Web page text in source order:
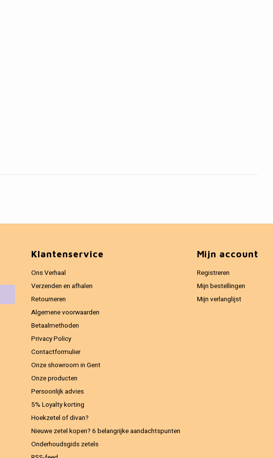
Klantenservice
Ons Verhaal
Verzenden en afhalen
Retourneren
Algemene voorwaarden
Betaalmethoden
Privacy Policy
Contactformulier
Onze showroom in Gent
Onze producten
Persoonlijk advies
5% Loyalty korting
Hoekzetel of divan?
Nieuwe zetel kopen? 6 belangrijke aandachtspunten
Onderhoudsgids zetels
Mijn account
Registreren
Mijn bestellingen
Mijn verlanglijst